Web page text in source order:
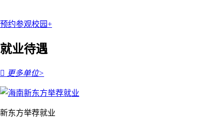
预约参观校园+
就业待遇
 更多单位>
新东方举荐就业